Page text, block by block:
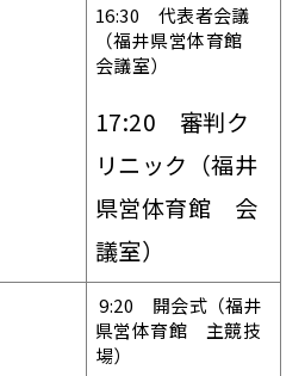
16:30 代表者会議
（福井県営体育館
会議室）
17:20 審判ク
リニック（福井
県営体育館 会
議室）
9:20 開会式（福井
県営体育館 主競技
場）